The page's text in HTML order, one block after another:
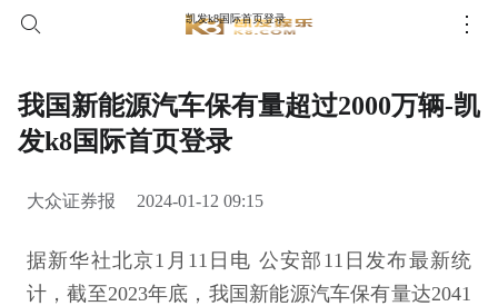
凯发k8国际首页登录
我国新能源汽车保有量超过2000万辆-凯
发k8国际首页登录
大众证券报 2024-01-12 09:15
据新华社北京1月11日电 公安部11日发布最新统
计，截至2023年底，我国新能源汽车保有量达2041